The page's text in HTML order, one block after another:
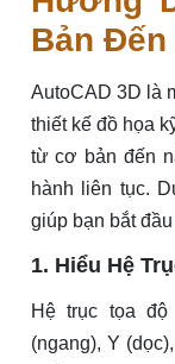
Bản Đến
AutoCAD 3D là
thiết kế đồ họa
từ cơ bản đến
hành liên tục.
giúp bạn bắt
1. Hiểu Hệ
Hệ trục tọa
(ngang), Y